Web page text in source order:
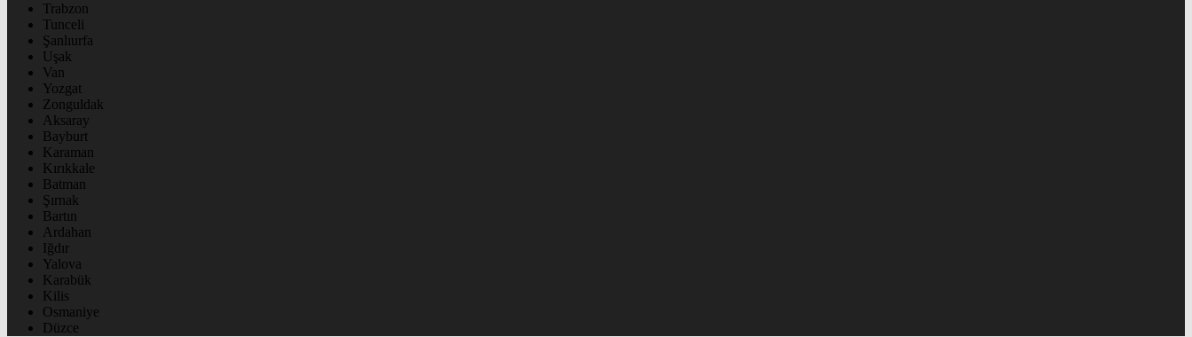
Trabzon
Tunceli
Şanlıurfa
Uşak
Van
Yozgat
Zonguldak
Aksaray
Bayburt
Karaman
Kırıkkale
Batman
Şırnak
Bartın
Ardahan
Iğdır
Yalova
Karabük
Kilis
Osmaniye
Düzce